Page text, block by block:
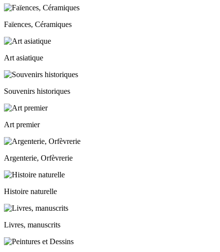
Faïences, Céramiques
Art asiatique
Souvenirs historiques
Art premier
Argenterie, Orfèvrerie
Histoire naturelle
Livres, manuscrits